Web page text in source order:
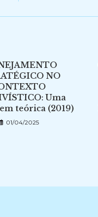
NO
Uma
teórica (2019)
01/04/2025